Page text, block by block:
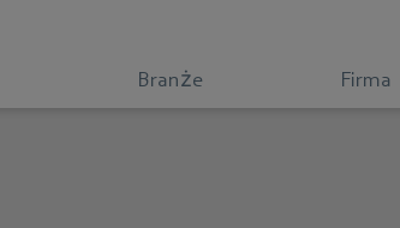
Branże Firma